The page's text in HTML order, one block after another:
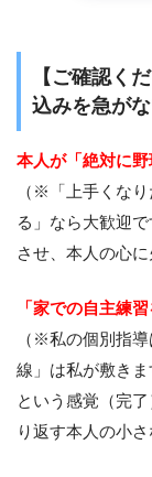
【ご確認く
込みを急が
本人が「絶対に
（※「上手くな
る」なら大歓迎
させ、本人の心に
「家での自主練
（※私の個別指
線」は私が敷きま
という感覚（完
り返す本人の小